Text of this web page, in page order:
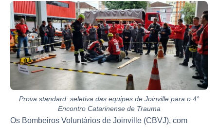
Prova standard: seletiva das equipes de Joinville para o 4°
Encontro Catarinense de Trauma
Os Bombeiros Voluntários de Joinville (CBVJ), com